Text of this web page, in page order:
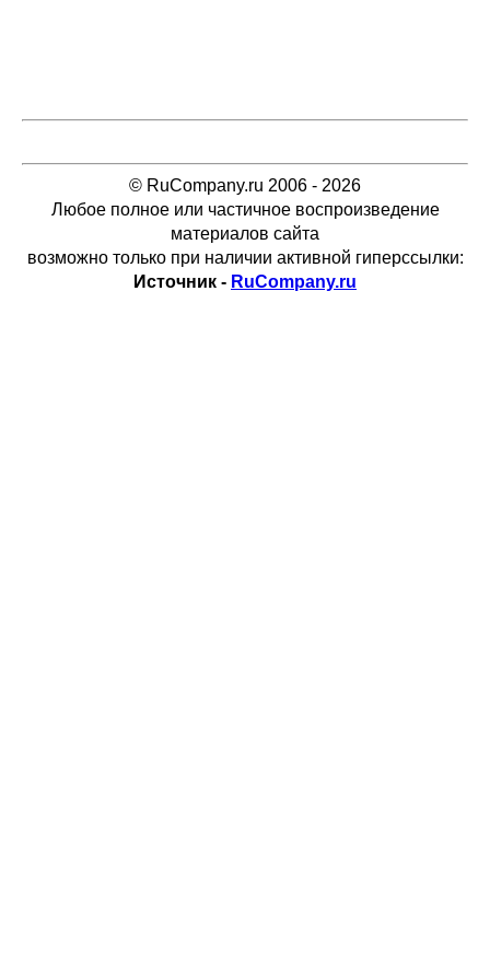
© RuCompany.ru 2006 - 2026
Любое полное или частичное воспроизведение
материалов сайта
возможно только при наличии активной гиперссылки:
Источник - RuCompany.ru